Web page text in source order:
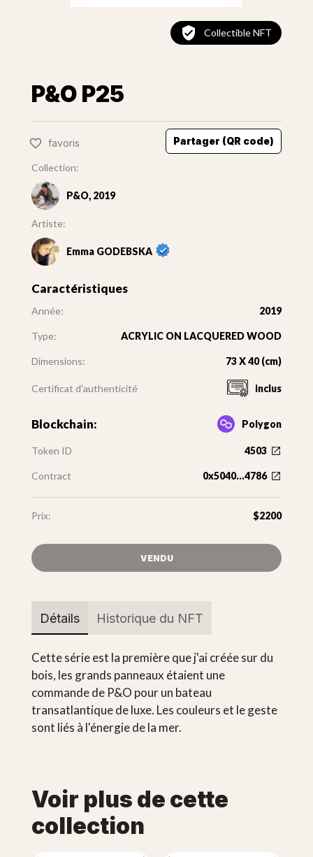
Collectible NFT
P&O P25
favoris Partager (QR code)
Collection:
P&O, 2019
Artiste:
Emma GODEBSKA
Caractéristiques
Année: 2019
Type: ACRYLIC ON LACQUERED WOOD
Dimensions: 73 X 40 (cm)
Certificat d'authenticité inclus
Blockchain: Polygon
Token ID 4503
Contract 0x5040...4786
Prix: $2200
VENDU
Détails Historique du NFT
Cette série est la première que j'ai créée sur du
bois, les grands panneaux étaient une
commande de P&O pour un bateau
transatlantique de luxe. Les couleurs et le geste
sont liés à l'énergie de la mer.
Voir plus de cette
collection